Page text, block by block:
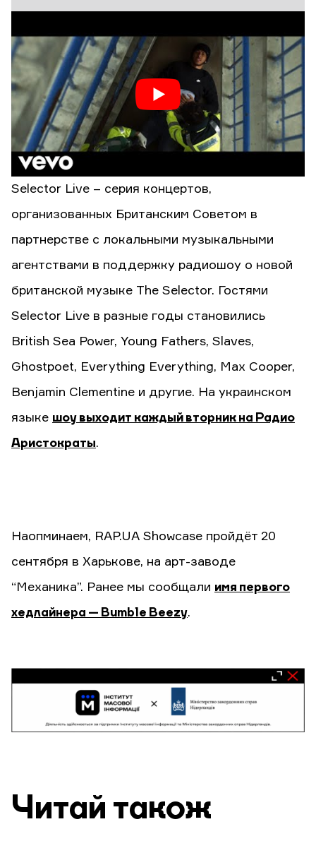
Selector Live – серия концертов,
организованных Британским Советом в
партнерстве с локальными музыкальными
агентствами в поддержку радиошоу о новой
британской музыке The Selector. Гостями
Selector Live в разные годы становились
British Sea Power, Young Fathers, Slaves,
Ghostpoet, Everything Everything, Max Cooper,
Benjamin Clementine и другие. На украинском
языке шоу выходит каждый вторник на Радио
Аристократы.
Наопминаем, RAP.UA Showcase пройдёт 20
сентября в Харькове, на арт-заводе
“Механика”. Ранее мы сообщали имя первого
хедлайнера — Bumble Beezy.
Читай також